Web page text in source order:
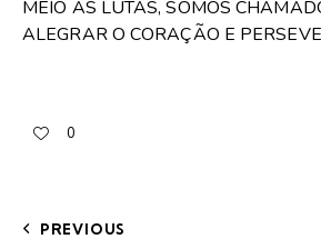
MEIO ÀS LUTAS, SOMOS
ALEGRAR O CORAÇÃO E
0
PREVIOUS